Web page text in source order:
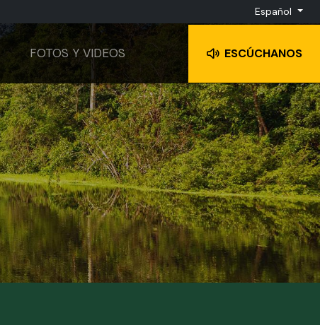
Español
FOTOS Y VIDEOS ESCÚCHANOS